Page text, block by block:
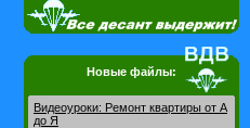
Новые файлы:
Видеоуроки: Pемонт квартиры от А
до Я